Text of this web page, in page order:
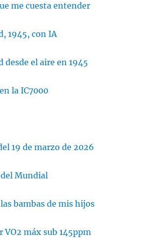
me cuesta entender
1945, con IA
desde el aire en 1945
la IC7000
19 de marzo de 2026
Mundial
bambas de mis hijos
VO2 máx sub 145ppm